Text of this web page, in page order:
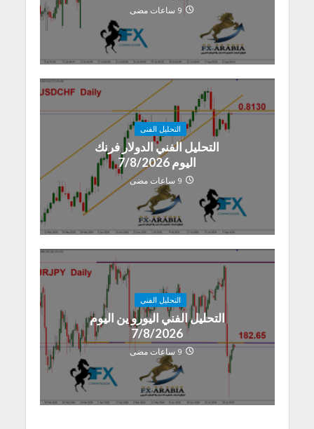
9 ساعات مضى
التحليل الفنى
التحليل الفني الدولار فرنك
اليوم 7/8/2026
9 ساعات مضى
التحليل الفنى
التحليل الفني اليورو ين اليوم
7/8/2026
9 ساعات مضى